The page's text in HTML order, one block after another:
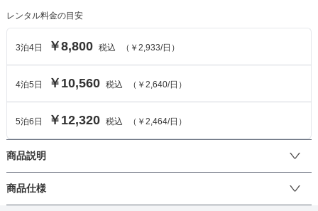
レンタル料金の目安
3泊4日 ￥8,800 税込 （ ￥2,933/日）
4泊5 日 ￥10,560 税込 （ ￥2,640/日）
5泊6 日 ￥12,320 税込 （ ￥2,464/日）
商品説明
伸縮性のある柔らかなカット生地と繊細な表情のシアー素材を組み
合わせて着心地良く仕上げた、シアーデコルテマーメードドレスが
商品仕様